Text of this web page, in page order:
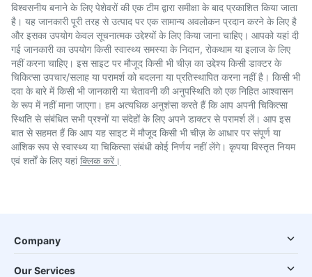
विश्वसनीय बनाने के लिए पेशेवरों की एक टीम द्वारा समीक्षा के बाद प्रकाशित किया जाता
है। यह जानकारी पूरी तरह से उत्पाद पर एक सामान्य अवलोकन प्रदान करने के लिए है
और इसका उपयोग केवल सूचनात्मक उद्देश्यों के लिए किया जाना चाहिए। आपको यहां दी
गई जानकारी का उपयोग किसी स्वास्थ्य समस्या के निदान, रोकथाम या इलाज के लिए
नहीं करना चाहिए। इस साइट पर मौजूद किसी भी चीज़ का उद्देश्य किसी डाक्टर के
चिकित्सा उपचार/सलाह या परामर्श को बदलना या प्रतिस्थापित करना नहीं है। किसी भी
दवा के बारे में किसी भी जानकारी या चेतावनी की अनुपस्थिति को एक निहित आश्वासन
के रूप में नहीं माना जाएगा। हम अत्यधिक अनुशंसा करते हैं कि आप अपनी चिकित्सा
स्थिति से संबंधित सभी प्रश्नों या संदेहों के लिए अपने डाक्टर से परामर्श लें। आप इस
बात से सहमत हैं कि आप यह साइट में मौजूद किसी भी चीज़ के आधार पर संपूर्ण या
आंशिक रूप से स्वास्थ्य या चिकित्सा संबंधी कोई निर्णय नहीं लेंगे। कृपया विस्तृत नियम
एवं शर्तों के लिए यहांक्लिक करें।
Company
Our Services